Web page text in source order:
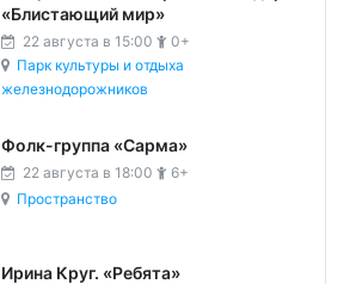
«Блистающий мир»
22 августа в 15:00
0+
Парк культуры и отдыха
железнодорожников
Фолк-группа «Сарма»
22 августа в 18:00
6+
Пространство
Ирина Круг. «Ребята»